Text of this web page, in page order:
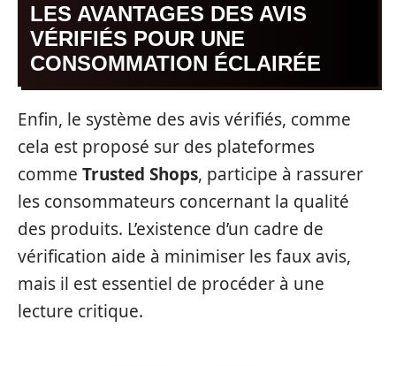
LES AVANTAGES DES AVIS
VÉRIFIÉS POUR UNE
CONSOMMATION ÉCLAIRÉE
Enfin, le système des avis vérifiés, comme
cela est proposé sur des plateformes
comme Trusted Shops, participe à rassurer
les consommateurs concernant la qualité
des produits. L’existence d’un cadre de
vérification aide à minimiser les faux avis,
mais il est essentiel de procéder à une
lecture critique.